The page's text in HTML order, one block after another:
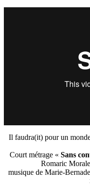
Il faudra(it) pour un
Court métrage « Sans
Romaric
musique de Marie-